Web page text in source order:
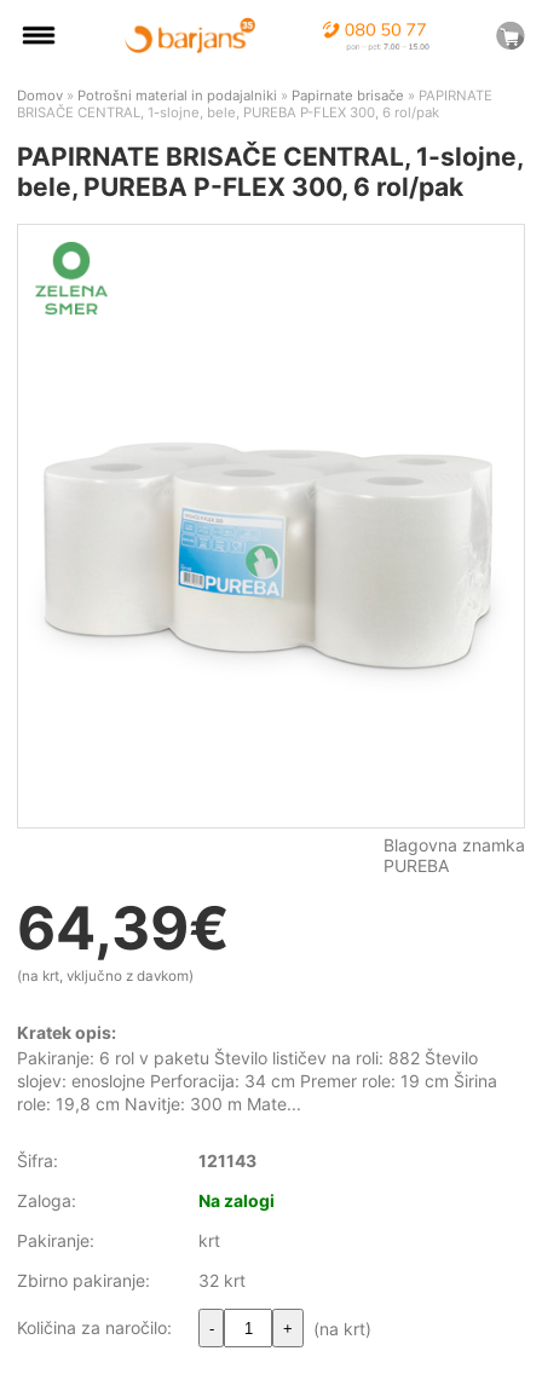
Domov » Potrošni material in podajalniki » Papirnate brisače » PAPIRNATE
BRISAČE CENTRAL, 1-slojne, bele, PUREBA P-FLEX 300, 6 rol/pak
PAPIRNATE BRISAČE CENTRAL, 1-slojne,
bele, PUREBA P-FLEX 300, 6 rol/pak
Blagovna znamka
PUREBA
64,39€
(na krt, vključno z davkom)
Kratek opis:
Pakiranje: 6 rol v paketu Število lističev na roli: 882 Število
slojev: enoslojne Perforacija: 34 cm Premer role: 19 cm Širina
role: 19,8 cm Navitje: 300 m Mate...
Šifra:
121143
Zaloga:
Na zalogi
Pakiranje:
krt
Zbirno pakiranje:
32 krt
Količina za naročilo: - + (na krt)